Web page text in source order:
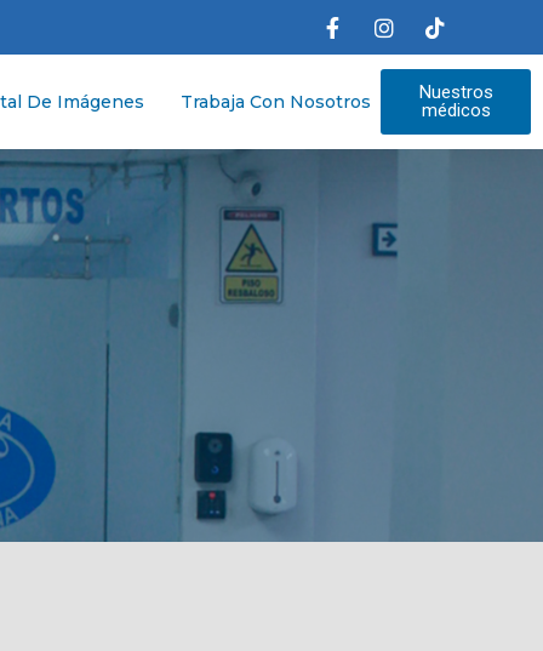
De Imágenes Trabaja Con Nosotros
Nuestros
médicos